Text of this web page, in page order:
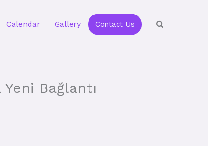
Calendar Gallery Contact Us
Bağlantı